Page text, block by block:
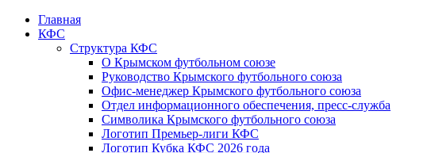
Главная
КФС
Структура КФС
О Крымском футбольном союзе
Руководство Крымского футбольного союза
Офис-менеджер Крымского футбольного союза
Отдел информационного обеспечения, пресс-служба
Символика Крымского футбольного союза
Логотип Премьер-лиги КФС
Логотип Кубка КФС 2026 года